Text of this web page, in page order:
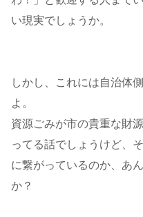
い現実でしょうか。
しかし、これには自治体
よ。
資源ごみが市の貴重な財
ってる話でしょうけど、
に繋がっているのか、あ
か？